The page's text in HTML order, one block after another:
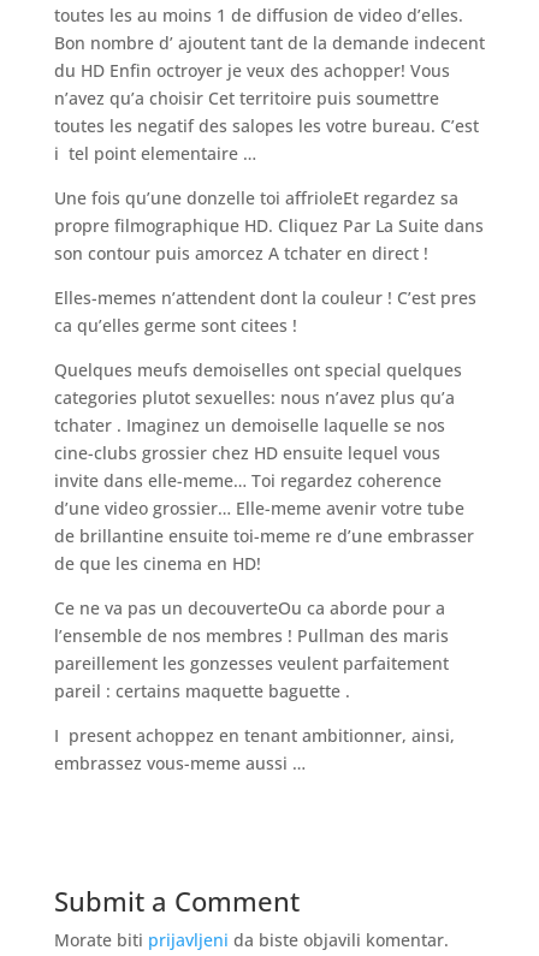
toutes les au moins 1 de diffusion de video d’elles.
Bon nombre d’ ajoutent tant de la demande indecent
du HD Enfin octroyer je veux des achopper! Vous
n’avez qu’a choisir Cet territoire puis soumettre
toutes les negatif des salopes les votre bureau. C’est
i tel point elementaire …
Une fois qu’une donzelle toi affrioleEt regardez sa
propre filmographique HD. Cliquez Par La Suite dans
son contour puis amorcez A tchater en direct !
Elles-memes n’attendent dont la couleur ! C’est pres
ca qu’elles germe sont citees !
Quelques meufs demoiselles ont special quelques
categories plutot sexuelles: nous n’avez plus qu’a
tchater . Imaginez un demoiselle laquelle se nos
cine-clubs grossier chez HD ensuite lequel vous
invite dans elle-meme… Toi regardez coherence
d’une video grossier… Elle-meme avenir votre tube
de brillantine ensuite toi-meme re d’une embrasser
de que les cinema en HD!
Ce ne va pas un decouverteOu ca aborde pour a
l’ensemble de nos membres ! Pullman des maris
pareillement les gonzesses veulent parfaitement
pareil : certains maquette baguette .
I present achoppez en tenant ambitionner, ainsi,
embrassez vous-meme aussi …
Submit a Comment
Morate biti prijavljeni da biste objavili komentar.